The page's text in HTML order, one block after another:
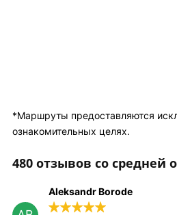
*Маршруты предоставляются
ознакомительных целях.
480 отзывов со средней
Aleksandr Borode